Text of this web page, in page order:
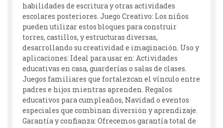
habilidades de escritura y otras actividades
escolares posteriores. Juego Creativo: Los niños
pueden utilizar estos bloques para construir
torres, castillos, y estructuras diversas,
desarrollando su creatividad e imaginación. Uso y
aplicaciones: Ideal para usar en: Actividades
educativas en casa, guarderías o salas de clases.
Juegos familiares que fortalezcan el vínculo entre
padres e hijos mientras aprenden. Regalos
educativos para cumpleaños, Navidad o eventos
especiales que combinan diversión y aprendizaje.
Garantía y confianza: Ofrecemos garantía total de